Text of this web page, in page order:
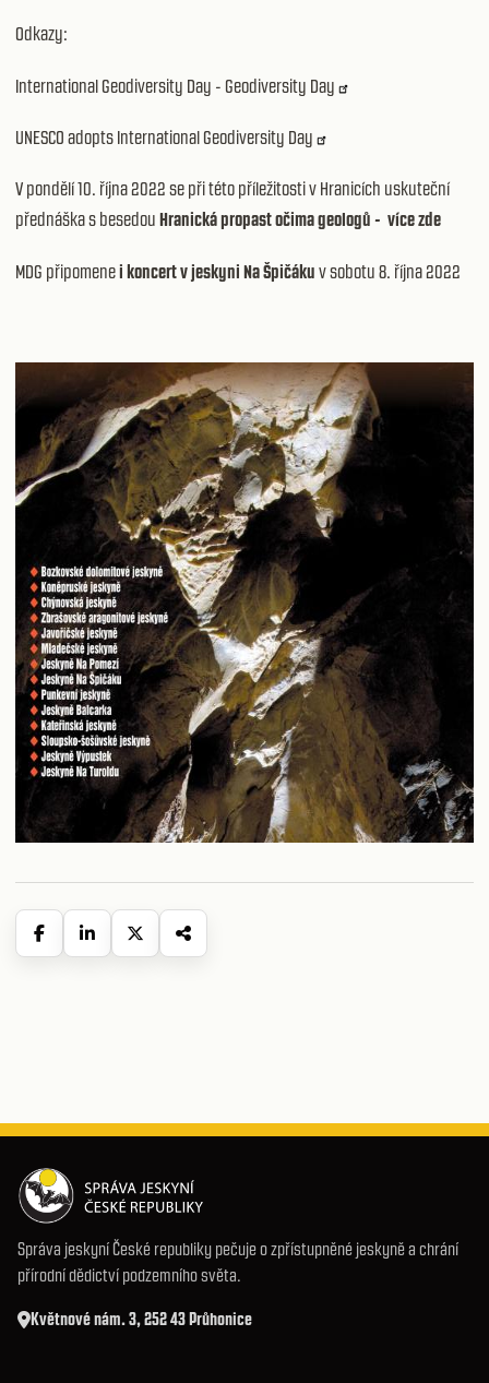
Odkazy:
International Geodiversity Day - Geodiversity Day
UNESCO adopts International Geodiversity Day
V pondělí 10. října 2022 se při této příležitosti v Hranicích uskuteční
přednáška s besedou Hranická propast očima geologů - více zde
MDG připomenei koncert v jeskyni Na Špičáku v sobotu 8. října 2022
Správa jeskyní České republiky pečuje o zpřístupněné jeskyně a chrání
přírodní dědictví podzemního světa.
Květnové nám. 3, 252 43 Průhonice